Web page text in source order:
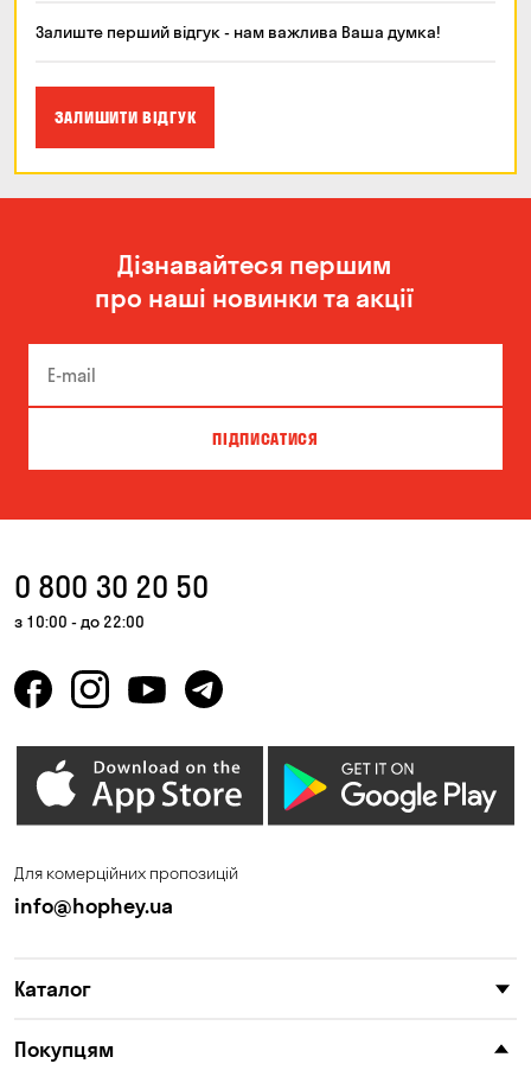
Залиште перший відгук - нам важлива Ваша думка!
ЗАЛИШИТИ ВІДГУК
Дізнавайтеся першим
про наші новинки та акції
ПІДПИСАТИСЯ
0 800 30 20 50
з 10:00 - до 22:00
Для комерційних пропозицій
info@hophey.ua
Каталог
Покупцям